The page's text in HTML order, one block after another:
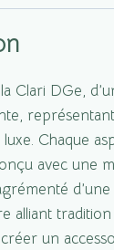
Clari DGe,
Chaque
avec une
alliant
un